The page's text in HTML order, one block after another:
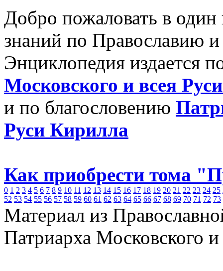
Добро пожаловать в
знаний по Православию
Энциклопедия издается
Московского и всея
и по благословению
Руси Кирилла
Как приобрести тома
0 1 2 3 4 5 6 7 8 9 10 11 12 13 14 15 16 17 18 19 20 21 22 23 24 25
52 53 54 55 56 57 58 59 60 61 62 63 64 65 66 67 68 69 70 71 72 73
Материал из
Патриарха Московского